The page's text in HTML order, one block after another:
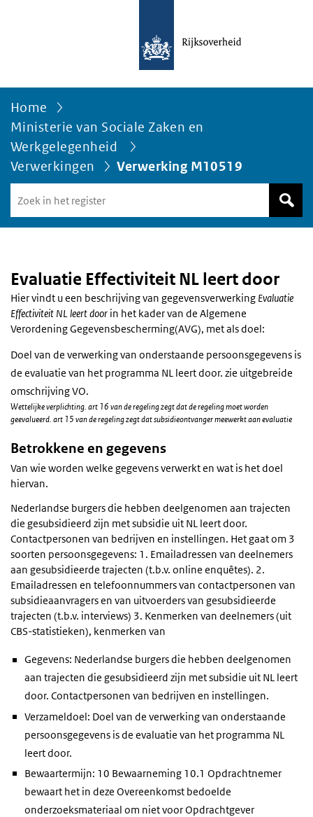
Home
Ministerie van Sociale Zaken en
Werkgelegenheid
Verwerkingen
Verwerking M10519
in
het
Evaluatie Effectiviteit NL leert door
Hier vindt u een beschrijving van gegevensverwerking Evaluatie
Effectiviteit NL leert door in het kader van de Algemene
Verordening Gegevensbescherming(AVG), met als doel:
Doel van de verwerking van onderstaande persoonsgegevens is
de evaluatie van het programma NL leert door. zie uitgebreide
omschrijving VO.
Wettelijke verplichting. art 16 van de regeling zegt dat de regeling moet worden
geevalueerd. art 15 van de regeling zegt dat subsidieontvanger meewerkt aan evaluatie
Betrokkene en gegevens
Van wie worden welke gegevens verwerkt en wat is het doel
hiervan.
Nederlandse burgers die hebben deelgenomen aan trajecten
die gesubsidieerd zijn met subsidie uit NL leert door.
Contactpersonen van bedrijven en instellingen. Het gaat om 3
soorten persoonsgegevens: 1. Emailadressen van deelnemers
aan gesubsidieerde trajecten (t.b.v. online enquêtes). 2.
Emailadressen en telefoonnummers van contactpersonen van
subsidieaanvragers en van uitvoerders van gesubsidieerde
trajecten (t.b.v. interviews) 3. Kenmerken van deelnemers (uit
CBS-statistieken), kenmerken van
Gegevens: Nederlandse burgers die hebben deelgenomen
aan trajecten die gesubsidieerd zijn met subsidie uit NL leert
door. Contactpersonen van bedrijven en instellingen.
Verzameldoel: Doel van de verwerking van onderstaande
persoonsgegevens is de evaluatie van het programma NL
leert door.
Bewaartermijn: 10 Bewaarneming 10.1 Opdrachtnemer
bewaart het in deze Overeenkomst bedoelde
onderzoeksmateriaal om niet voor Opdrachtgever